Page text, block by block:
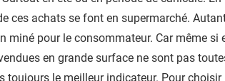
ces achats se font en supermarché.
miné pour le consommateur. Car même si
en grande surface ne sont pas
toujours le meilleur indicateur. Pour